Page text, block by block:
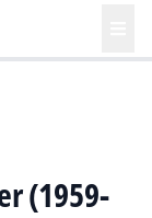
(1959-